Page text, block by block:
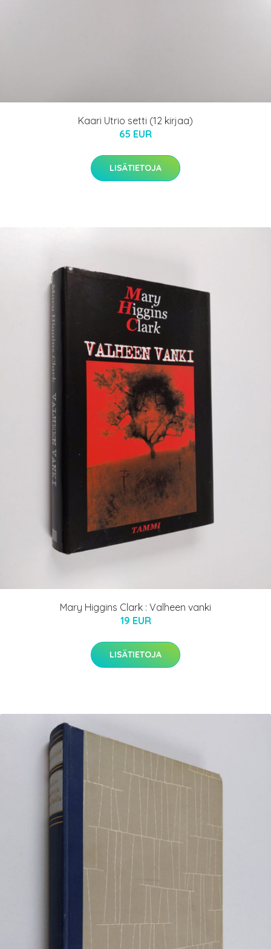
Kaari Utrio setti (12 kirjaa)
65 EUR
LISÄTIETOJA
Mary Higgins Clark : Valheen vanki
19 EUR
LISÄTIETOJA